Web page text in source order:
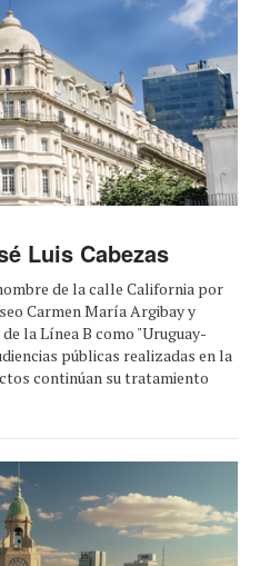
Luis Cabezas
de la calle California por
Carmen María Argibay y
la Línea B como "Uruguay-
públicas realizadas en la
continúan su tratamiento